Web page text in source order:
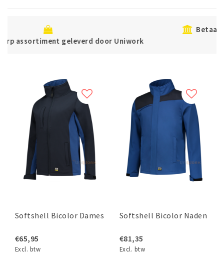
Betaal veilig direct of achteraf met Klarna
Softshell Bicolor Dames
€65,95
Excl. btw
Softshell Bicolor Naden
€81,35
Excl. btw